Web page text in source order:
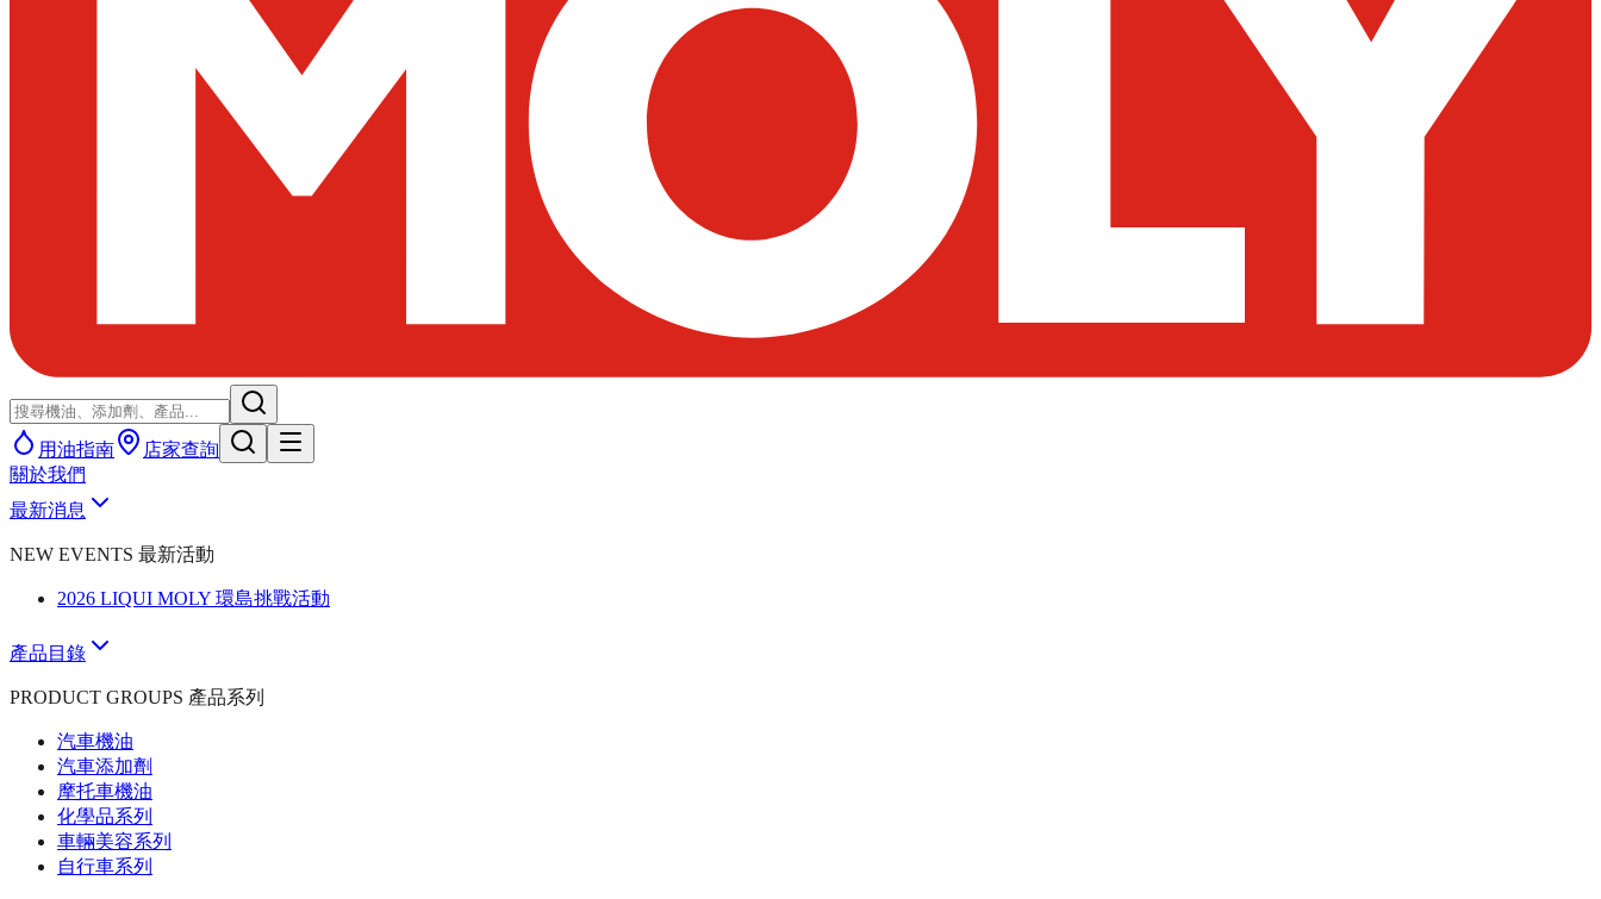
用油指南
店家查詢
關於我們
最新消息
NEW EVENTS 最新活動
2026 LIQUI MOLY 環島挑戰活動
產品目錄
PRODUCT GROUPS 產品系列
汽車機油
汽車添加劑
摩托車機油
化學品系列
車輛美容系列
自行車系列